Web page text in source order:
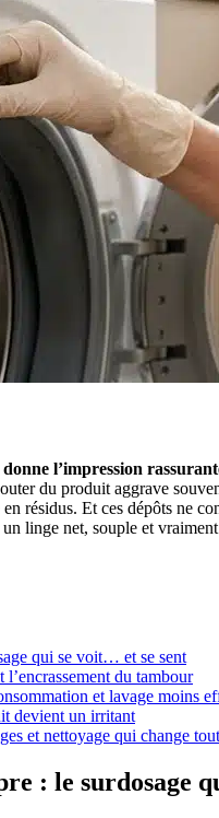
l’impression
du produit aggrave
résidus. Et ces dépôts ne
linge net, souple et
qui se voit… et se sent
du tambour
et lavage moins
devient un irritant
et nettoyage qui change tout
: le surdosage